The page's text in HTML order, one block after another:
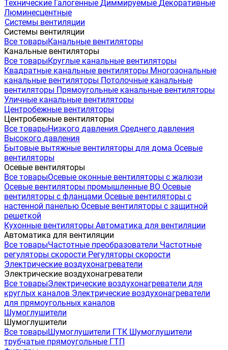
Технические Галогенные Диммируемые Декоративные
Люминесцентные
Системы вентиляции
Системы вентиляции
Все товарыКанальные вентиляторы
Канальные вентиляторы
Все товарыКруглые канальные вентиляторы
Квадратные канальные вентиляторы Многозональные
канальные вентиляторы Потолочные канальные
вентиляторы Прямоугольные канальные вентиляторы
Уличные канальные вентиляторы
Центробежные вентиляторы
Центробежные вентиляторы
Все товарыНизкого давления Среднего давления
Высокого давления
Бытовые вытяжные вентиляторы для дома Осевые
вентиляторы
Осевые вентиляторы
Все товарыОсевые оконные вентиляторы с жалюзи
Осевые вентиляторы промышленные ВО Осевые
вентиляторы с фланцами Осевые вентиляторы с
настенной панелью Осевые вентиляторы с защитной
решеткой
Кухонные вентиляторы Автоматика для вентиляции
Автоматика для вентиляции
Все товарыЧастотные преобразователи Частотные
регуляторы скорости Регуляторы скорости
Электрические воздухонагреватели
Электрические воздухонагреватели
Все товарыЭлектрические воздухонагреватели для
круглых каналов Электрические воздухонагреватели
для прямоугольных каналов
Шумоглушители
Шумоглушители
Все товарыШумоглушители ГТК Шумоглушители
трубчатые прямоугольные ГТП